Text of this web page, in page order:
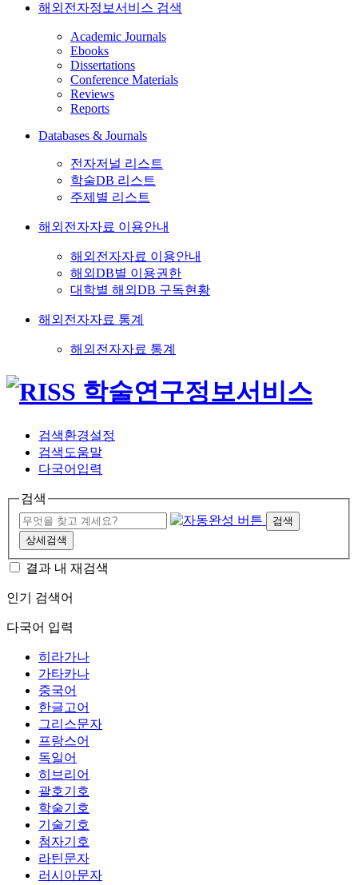
해외전자정보서비스 검색
Academic Journals
Ebooks
Dissertations
Conference Materials
Reviews
Reports
Databases & Journals
전자저널 리스트
학술DB 리스트
주제별 리스트
해외전자자료 이용안내
해외전자자료 이용안내
해외DB별 이용권한
대학별 해외DB 구독현황
해외전자자료 통계
해외전자자료 통계
검색환경설정
검색도움말
다국어입력
검색
검색
상세검색
결과 내 재검색
인기 검색어
다국어 입력
히라가나
가타카나
중국어
한글고어
그리스문자
프랑스어
독일어
히브리어
괄호기호
학술기호
기술기호
첨자기호
라틴문자
러시아문자